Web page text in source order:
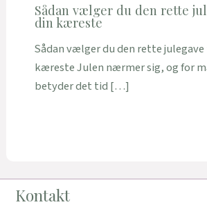
Sådan vælger du den rette
din kæreste
Sådan vælger du den rette
kæreste Julen nærmer sig, og for
betyder det tid […]
Kontakt